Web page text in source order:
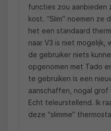
functies zou aanbieden
kost. “Slim” noemen ze
het een standaard
naar V3 is niet mogelijk,
de gebruiker niets
opgenomen met Tado
te gebruiken is een
aanschaffen, nogal grof
Echt teleurstellend. Ik
deze “slimme”